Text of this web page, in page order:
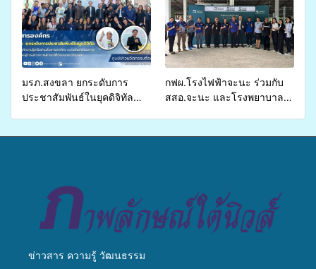
ส่งผู้ทุพพลภาพเพื่อเข้ารับ
บริการสาธารณสุข ลดความ
เหลื่อมล้ำ ยกระดับคุณภาพ
ชีวิตประชาชนอย่างยั่งยืน
มรภ.สงขลา ยกระดับการ
ประชาสัมพันธ์ในยุคดิจิทัล
กฟผ.โรงไฟฟ้าจะนะ ร่วมกับ
สสอ.จะนะ และโรงพยาบาล
ข่าวสาร ความรู้ วัฒนธรรม